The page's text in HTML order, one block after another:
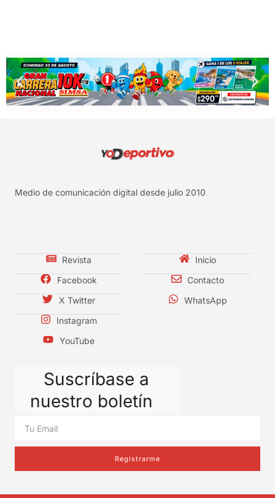
Medio de comunicación digital desde julio 2010
Revista
Facebook
X Twitter
Instagram
YouTube
Inicio
Contacto
WhatsApp
Suscríbase a
nuestro boletín
Registrarme